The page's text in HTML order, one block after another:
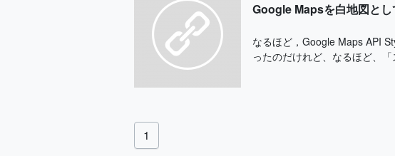
Google Mapsを白地図と
なるほど，Google Maps API
ったのだけれど、なるほど、
1